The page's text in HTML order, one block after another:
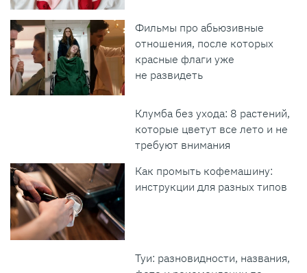
Фильмы про абьюзивные
отношения, после которых
красные флаги уже
не развидеть
Клумба без ухода: 8 растений,
которые цветут все лето и не
требуют внимания
Как промыть кофемашину:
инструкции для разных типов
Туи: разновидности, названия,